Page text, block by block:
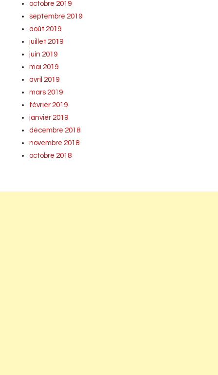
octobre 2019
septembre 2019
août 2019
juillet 2019
juin 2019
mai 2019
avril 2019
mars 2019
février 2019
janvier 2019
décembre 2018
novembre 2018
octobre 2018